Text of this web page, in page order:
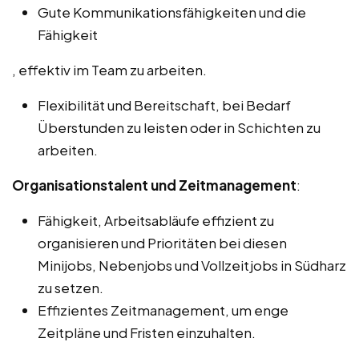
Gute Kommunikationsfähigkeiten und die
Fähigkeit
, effektiv im Team zu arbeiten.
Flexibilität und Bereitschaft, bei Bedarf
Überstunden zu leisten oder in Schichten zu
arbeiten.
Organisationstalent und Zeitmanagement:
Fähigkeit, Arbeitsabläufe effizient zu
organisieren und Prioritäten bei diesen
Minijobs, Nebenjobs und Vollzeitjobs in Südharz
zu setzen.
Effizientes Zeitmanagement, um enge
Zeitpläne und Fristen einzuhalten.